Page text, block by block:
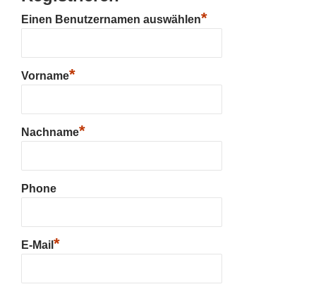
Einen Benutzernamen auswählen*
Vorname*
Nachname*
Phone
E-Mail *